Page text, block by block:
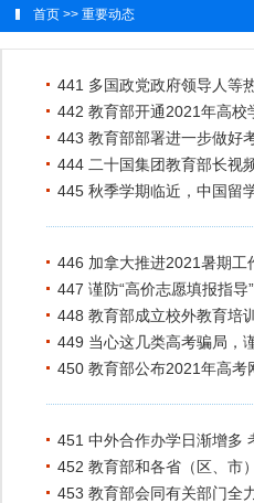
首页 >> 重要动态
441 多国政党政府领导人等
442 教育部开通2021年高校
443 教育部部署进一步做好
444 二十国集团教育部长视
445 秋季学期临近，中国留
446 加拿大推进2021暑期工
447 谨防“高价志愿填报指导
448 教育部成立校外教育培
449 当心这几类高考骗局，
450 教育部公布2021年高考
451 中外合作办学日渐增多
452 教育部和各省（区、市
453 教育部会同有关部门全